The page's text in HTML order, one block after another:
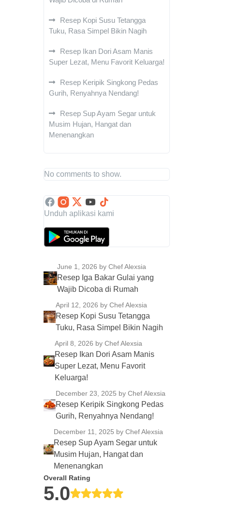
Resep Kopi Susu Tetangga
Tuku, Rasa Simpel Bikin Nagih
Resep Ikan Dori Asam Manis
Super Lezat, Menu Favorit Keluarga!
Resep Keripik Singkong Pedas
Gurih, Renyahnya Nendang!
Resep Sup Ayam Segar untuk
Musim Hujan, Hangat dan
Menenangkan
No comments to show.
Unduh aplikasi kami
June 1, 2026 by Chef Alexsia
Resep Iga Bakar Gulai yang
Wajib Dicoba di Rumah
April 12, 2026 by Chef Alexsia
Resep Kopi Susu Tetangga
Tuku, Rasa Simpel Bikin Nagih
April 8, 2026 by Chef Alexsia
Resep Ikan Dori Asam Manis
Super Lezat, Menu Favorit
Keluarga!
December 23, 2025 by Chef Alexsia
Resep Keripik Singkong Pedas
Gurih, Renyahnya Nendang!
December 11, 2025 by Chef Alexsia
Resep Sup Ayam Segar untuk
Musim Hujan, Hangat dan
Menenangkan
Overall Rating
5.0